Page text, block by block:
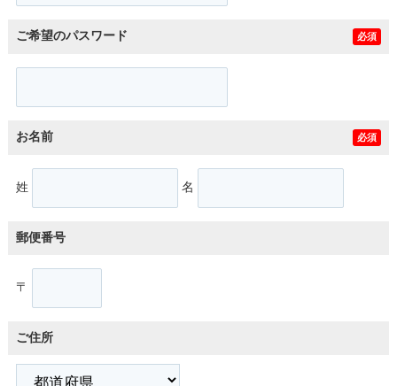
ご希望のパスワード 必須
お名前 必須
姓 名
郵便番号
〒
ご住所